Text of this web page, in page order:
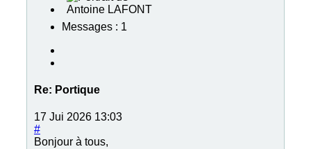
Messages : 1
Re: Portique
17 Jui 2026 13:03
#
Bonjour à tous,